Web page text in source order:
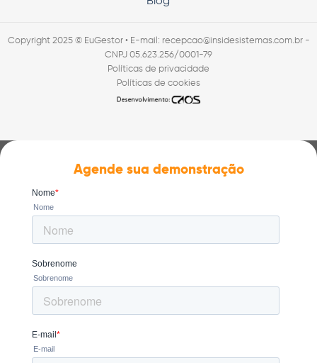
Copyright 2025 © EuGestor • E-mail: recepcao@insidesistemas.com.br -
CNPJ 05.623.256/0001-79
Políticas de privacidade
Políticas de cookies
Agende sua demonstração